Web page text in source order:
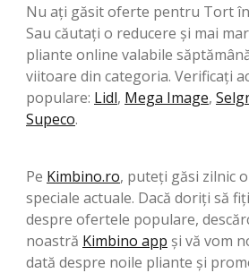
Nu ați găsit oferte pentru Tort
Sau căutați o reducere și mai
pliante online valabile
viitoare din categoria. Verificați
populare: Lidl, Mega Image,
Supeco.
Pe Kimbino.ro, puteți găsi zilnic
speciale actuale. Dacă doriți să
despre ofertele populare,
noastră Kimbino app și vă vom
dată despre noile pliante și